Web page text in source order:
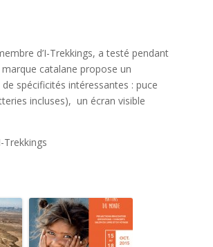
d’I-Trekkings, a testé pendant
catalane propose un
spécificités intéressantes : puce
incluses), un écran visible